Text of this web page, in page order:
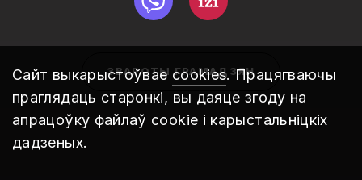
Сайт выкарыстоўвае cookies. Працягваючы
праглядаць старонкі, вы даяце згоду на
апрацоўку файлаў cookie і карыстальніцкіх
дадзеных.
ЗВАРОТЫ ГРАМАДЗЯН